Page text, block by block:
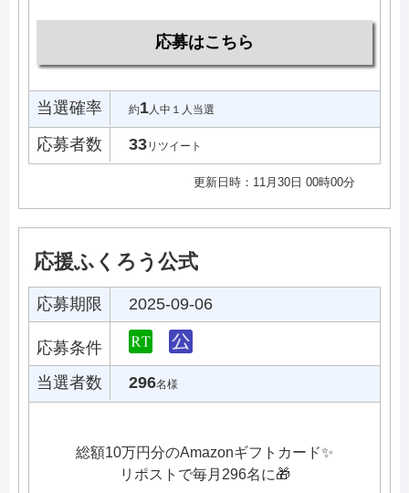
応募はこちら
当選確率 約1人中１人当選
応募者数 33リツイート
更新日時：11月30日 00時00分
応援ふくろう公式
応募期限 2025-09-06
応募条件
当選者数
296名様
総額10万円分のAmazonギフトカード✨
リポストで毎月296名に🎁